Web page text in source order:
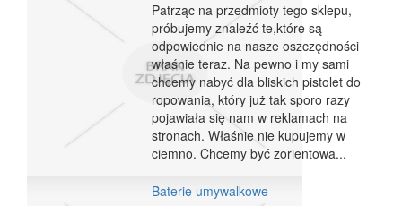
Patrząc na przedmioty tego sklepu,
próbujemy znaleźć te,które są
odpowiednie na nasze oszczędności
właśnie teraz. Na pewno i my sami
chcemy nabyć dla bliskich pistolet do
ropowania, który już tak sporo razy
pojawiała się nam w reklamach na
stronach. Właśnie nie kupujemy w
ciemno. Chcemy być zorientowa...
Baterie umywalkowe